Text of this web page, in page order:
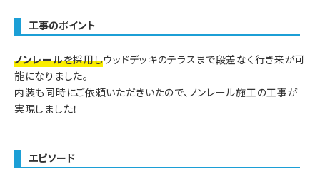
工事のポイント
ノンレールを採用しウッドデッキのテラスまで段差なく行き来が可
能になりました。
内装も同時にご依頼いただきいたので、ノンレール施工の工事が
実現しました！
エピソード